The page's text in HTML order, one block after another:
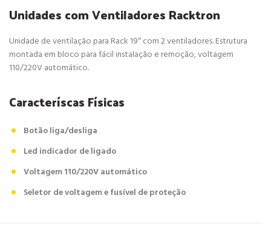
Unidades com Ventiladores Racktron
Unidade de ventilação para Rack 19″ com 2 ventiladores. Estrutura
montada em bloco para fácil instalação e remoção, voltagem
110/220V automático.
Caracteríscas Físicas
Botão liga/desliga
Led indicador de ligado
Voltagem 110/220V automático
Seletor de voltagem e fusível de proteção